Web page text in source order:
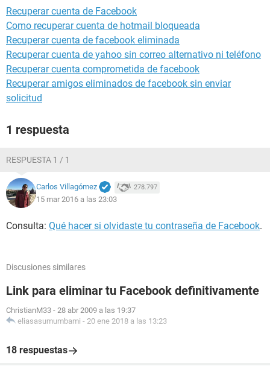
Recuperar cuenta de Facebook
Como recuperar cuenta de hotmail bloqueada
Recuperar cuenta de facebook eliminada
Recuperar cuenta de yahoo sin correo alternativo ni teléfono
Recuperar cuenta comprometida de facebook
Recuperar amigos eliminados de facebook sin enviar
solicitud
1 respuesta
RESPUESTA 1 / 1
Carlos Villagómez 278.797
15 mar 2016 a las 23:03
Consulta: Qué hacer si olvidaste tu contraseña de Facebook.
Discusiones similares
Link para eliminar tu Facebook definitivamente
ChristianM33 - 28 abr 2009 a las 19:37
eliasasumumbami - 20 ene 2018 a las 13:23
18 respuestas